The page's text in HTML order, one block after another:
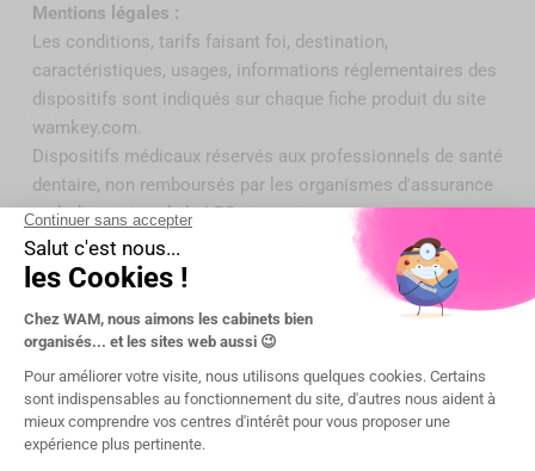
Mentions légales :
Les conditions, tarifs faisant foi, destination,
caractéristiques, usages, informations réglementaires des
dispositifs sont indiqués sur chaque fiche produit du site
wamkey.com.
Dispositifs médicaux réservés aux professionnels de santé
dentaire, non remboursés par les organismes d'assurance
maladie au titre de la LPP.
Lire attentivement les instructions d'utilisation sur la
notice ou l'étiquetage avant toute utilisation.
Informations détaillées